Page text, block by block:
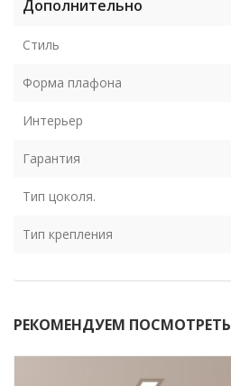
Дополнительно
Стиль
Форма плафона
Интерьер
Гарантия
Тип цоколя.
Тип крепления
РЕКОМЕНДУЕМ ПОСМОТРЕТЬ